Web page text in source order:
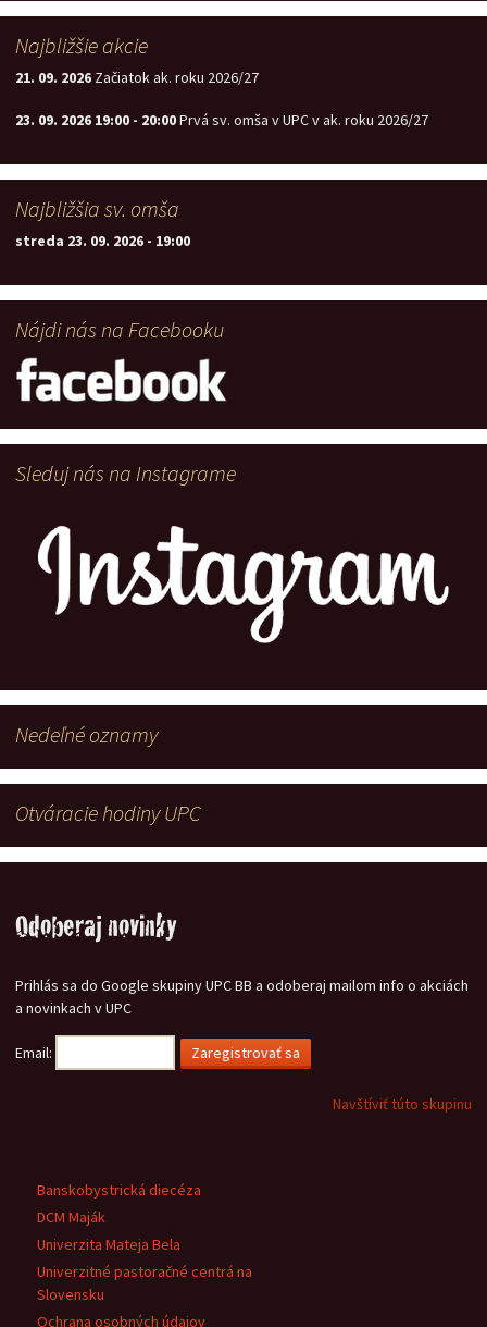
Najbližšie akcie
21. 09. 2026 Začiatok ak. roku 2026/27
23. 09. 2026 19:00 - 20:00Prvá sv. omša v UPC v ak. roku 2026/27
Najbližšia sv. omša
streda 23. 09. 2026 - 19:00
Nájdi nás na Facebooku
Sleduj nás na Instagrame
Nedeľné oznamy
Otváracie hodiny UPC
Odoberaj novinky
Prihlás sa do Google skupiny UPC BB a odoberaj mailom info o akciách
a novinkach v UPC
Email:
Navštíviť túto skupinu
Banskobystrická diecéza
DCM Maják
Univerzita Mateja Bela
Univerzitné pastoračné centrá na
Slovensku
Ochrana osobných údajov